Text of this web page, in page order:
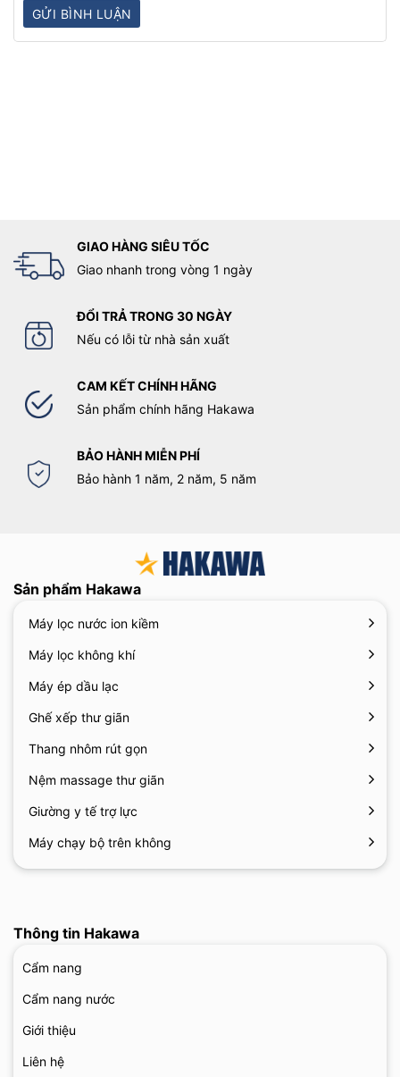
GIAO HÀNG SIÊU TỐC
Giao nhanh trong vòng 1 ngày
ĐỔI TRẢ TRONG 30 NGÀY
Nếu có lỗi từ nhà sản xuất
CAM KẾT CHÍNH HÃNG
Sản phẩm chính hãng Hakawa
BẢO HÀNH MIỄN PHÍ
Bảo hành 1 năm, 2 năm, 5 năm
Sản phẩm Hakawa
Máy lọc nước ion kiềm
Máy lọc không khí
Máy ép dầu lạc
Ghế xếp thư giãn
Thang nhôm rút gọn
Nệm massage thư giãn
Giường y tế trợ lực
Máy chạy bộ trên không
Thông tin Hakawa
Cẩm nang
Cẩm nang nước
Giới thiệu
Liên hệ